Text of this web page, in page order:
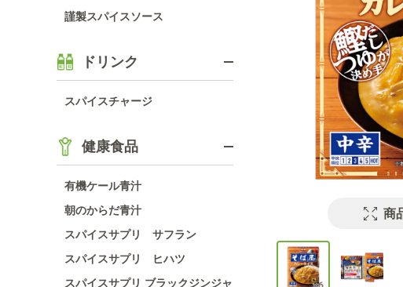
謹製スパイスソース
ドリンク
スパイスチャージ
健康食品
有機ケール青汁
朝のからだ青汁
スパイスサプリ サフラン
スパイスサプリ ヒハツ
スパイスサプリ ブラックジンジャ
商